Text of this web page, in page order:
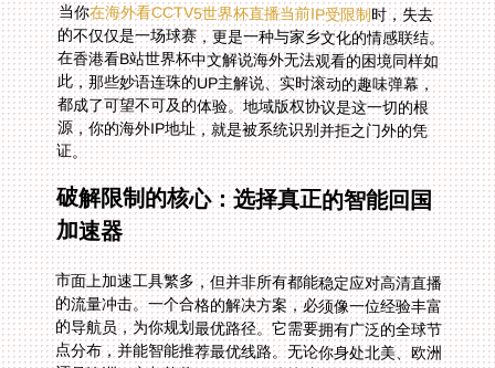
当你在海外看CCTV5世界杯直播当前IP受限制时，失去
的不仅仅是一场球赛，更是一种与家乡文化的情感联结。
在香港看B站世界杯中文解说海外无法观看的困境同样如
此，那些妙语连珠的UP主解说、实时滚动的趣味弹幕，
都成了可望不可及的体验。地域版权协议是这一切的根
源，你的海外IP地址，就是被系统识别并拒之门外的凭
证。
破解限制的核心：选择真正的智能回国
加速器
市面上加速工具繁多，但并非所有都能稳定应对高清直播
的流量冲击。一个合格的解决方案，必须像一位经验丰富
的导航员，为你规划最优路径。它需要拥有广泛的全球节
点分布，并能智能推荐最优线路。无论你身处北美、欧洲
还是澳洲，它都能将你的网络连接快速、稳定地“带回”国